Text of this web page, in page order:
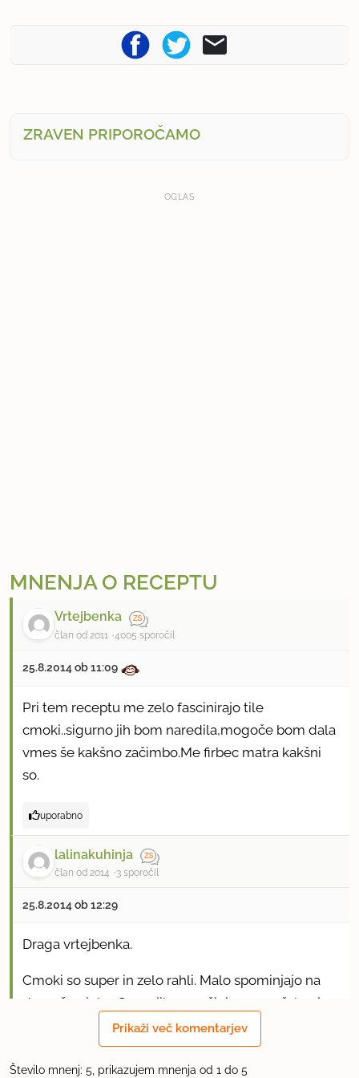
ZRAVEN PRIPOROČAMO
OGLAS
MNENJA O RECEPTU
Vrtejbenka
član od 2011 4005 sporočil
25.8.2014 ob 11:09
Pri tem receptu me zelo fascinirajo tile
cmoki..sigurno jih bom naredila,mogoče bom dala
vmes še kakšno začimbo.Me firbec matra kakšni
so.
uporabno
lalinakuhinja
član od 2014 3 sporočil
25.8.2014 ob 12:29
Draga vrtejbenka.
Cmoki so super in zelo rahli. Malo spominjajo na
domače njoke. Sama jih ne začinim preveč, ker je
že ragu kar močen. Seveda pa eksperimentiranje
ni prepovedano;) želim dober tek. Če bi Vam bili s
kako dodatno začimbo še boljši, pa le javite.
Prikaži več komentarjev
Število mnenj: 5, prikazujem mnenja od 1 do 5